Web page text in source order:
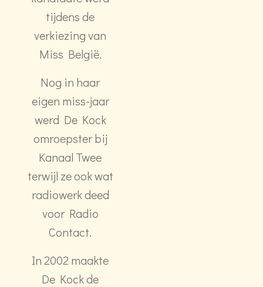
tijdens de
verkiezing van
Miss België.
Nog in haar
eigen miss-jaar
werd De Kock
omroepster bij
Kanaal Twee
terwijl ze ook wat
radiowerk deed
voor Radio
Contact.
In 2002 maakte
De Kock de